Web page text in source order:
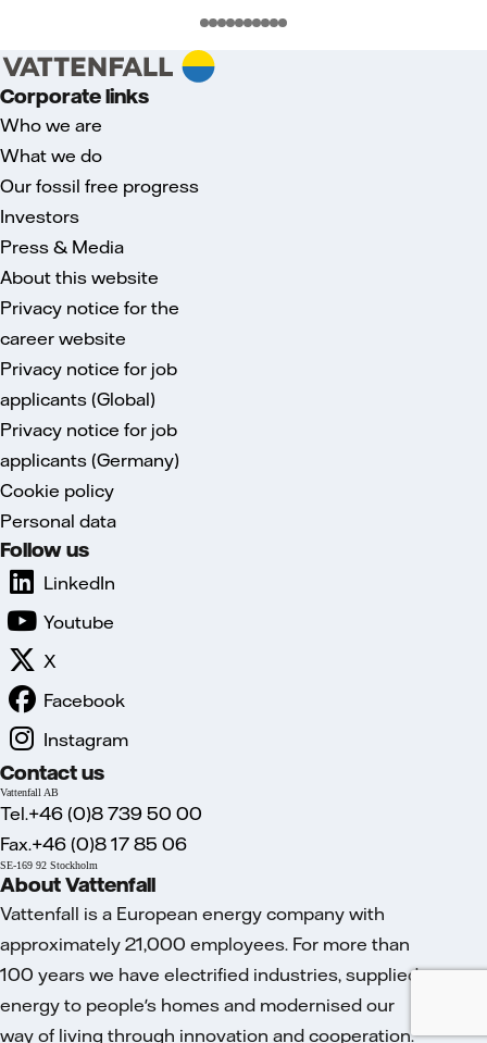
Corporate links
Who we are
What we do
Our fossil free progress
Investors
Press & Media
About this website
Privacy notice for the
career website
Privacy notice for job
applicants (Global)
Privacy notice for job
applicants (Germany)
Cookie policy
Personal data
Follow us
LinkedIn
Youtube
X
Facebook
Instagram
Contact us
Vattenfall AB
Tel.+46 (0)8 739 50 00
Fax.+46 (0)8 17 85 06
SE-169 92 Stockholm
About Vattenfall
Vattenfall is a European energy company with
approximately 21,000 employees. For more than
100 years we have electrified industries, supplied
energy to people's homes and modernised our
way of living through innovation and cooperation.